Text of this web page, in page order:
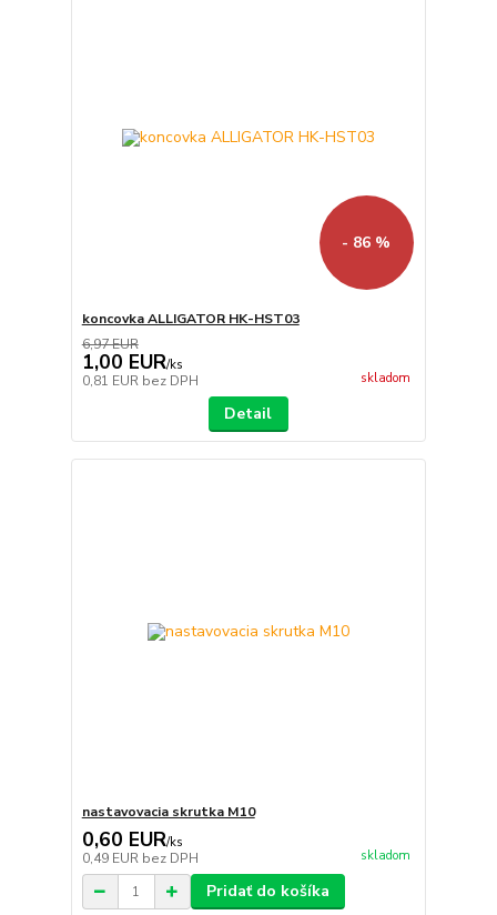
- 86 %
koncovka ALLIGATOR HK-HST03
6,97 EUR
1,00 EUR/ks
0,81 EUR bez DPH skladom
Detail
nastavovacia skrutka M10
0,60 EUR/ks
0,49 EUR bez DPH skladom
Pridať do košíka